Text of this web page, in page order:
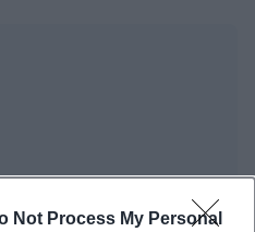
Not Process My Personal